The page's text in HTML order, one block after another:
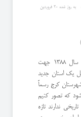
به روز شده
20 فروردين
با توجه به مصوبه مجلس شورای اسلامی در سال 1388 جهت
یک استان جدید
شهرستان کرج رسماً
نمی‌شود که تصور کنیم
ندارند تازه